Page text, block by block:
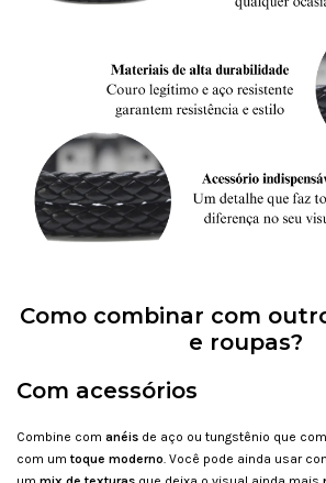
Como combinar com
e roupas?
Com acessórios
Combine com anéis de aço ou tungstênio que
com um toque moderno. Você pode ainda usar